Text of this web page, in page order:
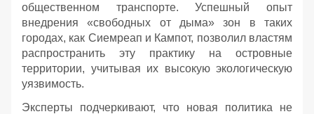
общественном транспорте. Успешный опыт
внедрения «свободных от дыма» зон в таких
городах, как Сиемреап и Кампот, позволил властям
распространить эту практику на островные
территории, учитывая их высокую экологическую
уязвимость.
Эксперты подчеркивают, что новая политика не